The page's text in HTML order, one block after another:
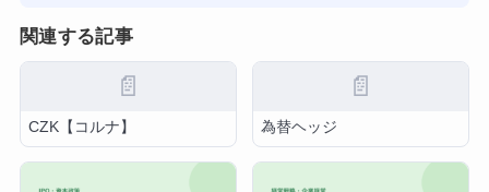
関連する記事
📄
CZK【コルナ】
📄
為替ヘッジ